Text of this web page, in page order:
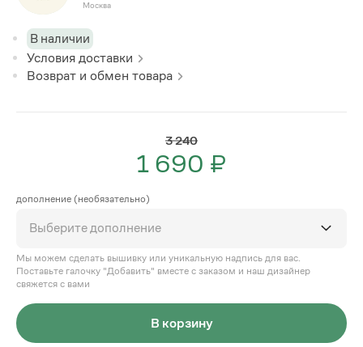
Москва
В наличии
Условия доставки
Возврат и обмен товара
3 240
1 690 ₽
дополнение (необязательно)
Выберите дополнение
Мы можем сделать вышивку или уникальную надпись для вас.
Поставьте галочку "Добавить" вместе с заказом и наш дизайнер
свяжется с вами
В корзину